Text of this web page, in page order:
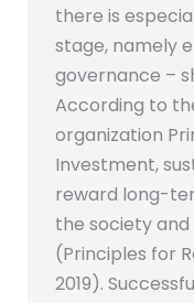
there is
stage, namely
governance –
According to
organization
Investment,
reward long-
the society
(Principles for
2019).